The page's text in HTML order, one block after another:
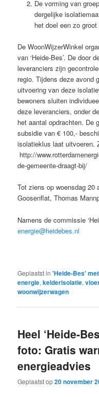
De vorming van
dergelijke
het doel een zo
De WoonWijzerWinkel
van ‘Heide-Bes’. De door
leveranciers zijn
regio. Tijdens deze avond
uitvoering van deze
bewoners sluiten
deze leveranciers, onder
het aantal opdrachten. De
subsidie van € 100,-
isolatieklus laat uitvoeren.
http://
de-gemeente-draagt-bij/
Tot ziens op woensdag 20
Goosenflat, Thomas
Namens de commissie
energie@heidebes.nl
Geplaatst in 'Heide-Bes'
energie,kelderisolatie,
woonwijzerwagen
Heel ‘Heide-
foto: Gratis
energieadvies
Geplaatst op20 november